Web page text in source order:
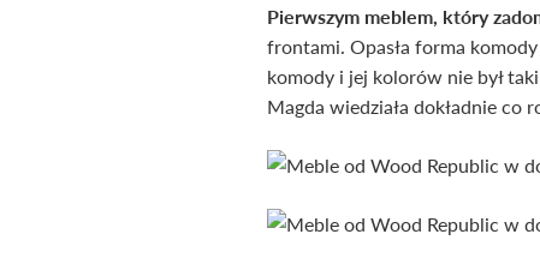
Pierwszym meblem, który
frontami. Opasła forma
komody i jej kolorów nie był
Magda wiedziała dokładnie